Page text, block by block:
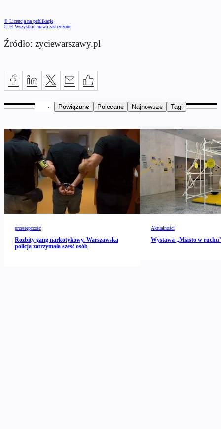
© Licencja na publikację
© ℗ Wszystkie prawa zastrzeżone
Źródło: zyciewarszawy.pl
Powiązane Polecane Najnowsze Tagi
przestępczość
Rozbity gang narkotykowy. Warszawska
policja zatrzymała sześć osób
Aktualności
Wystawa „Miasto w